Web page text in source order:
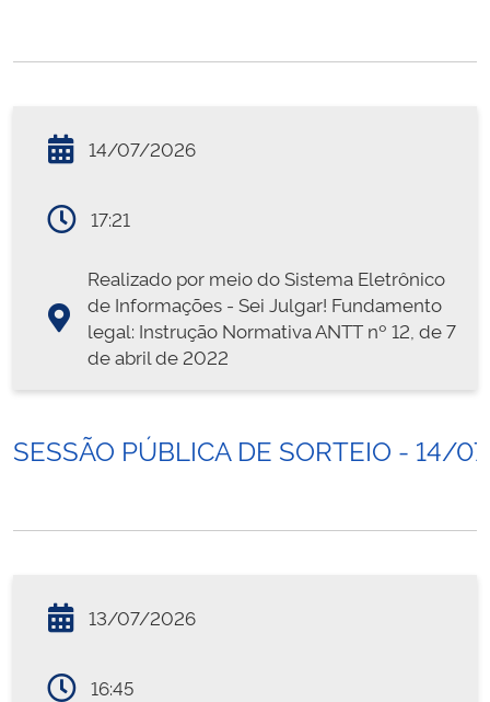
14/07/2026
17:21
Realizado por meio do Sistema Eletrônico
de Informações - Sei Julgar! Fundamento
legal: Instrução Normativa ANTT nº 12, de 7
de abril de 2022
SESSÃO PÚBLICA DE SORTEIO - 14/
13/07/2026
16:45